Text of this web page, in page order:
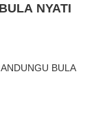
NYATI